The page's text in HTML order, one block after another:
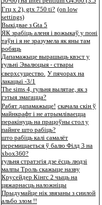
Ггц x 2), gtx 750 ti? (on low
settings)
Выкідвае з Gta 5
ЯК зрабіць аленя і вожыкаў у поні
таўн і я не зразумела як яны там
робяць
Дапамажыце вырашыць квэст у
гульні Эвалюцыя - ствары
сверхсущество. У пячорах на
лакацыі -3/1
The sims 4, гульня вылятае, як з
гэтыя змагацца?
Рабят дапамажыце! скачала скін ў
майнкрафт і не атрымліваецца
перакінуць на працоўны стол у
пайнге што рабіць?
што рабіць калі самалёт
перемищаеться ў балю Філд 3 на
xbox360?
гульня стратэгія дзе ёсць людзі
малпы Троль скажыце назву
Крусейдер Кінгс 2 чыць на
цяжарнасць наложніцы
Прыдумайце нік звязаны з сиилой
альбо злом !!